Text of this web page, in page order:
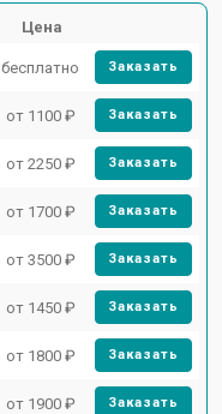
Цена
бесплатно Заказать
от 1100 ₽ Заказать
от 2250 ₽ Заказать
от 1700 ₽ Заказать
от 3500 ₽ Заказать
от 1450 ₽ Заказать
от 1800 ₽ Заказать
от 1900 ₽ Заказать